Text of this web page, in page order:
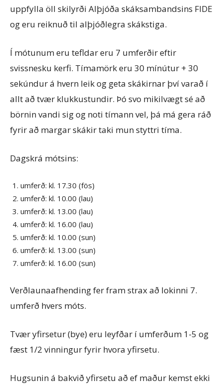
uppfylla öll skilyrði Alþjóða skáksambandsins FIDE
og eru reiknuð til alþjóðlegra skákstiga.
Í mótunum eru tefldar eru 7 umferðir eftir
svissnesku kerfi. Tímamörk eru 30 mínútur + 30
sekúndur á hvern leik og geta skákirnar því varað í
allt að tvær klukkustundir. Þó svo mikilvægt sé að
börnin vandi sig og noti tímann vel, þá má gera ráð
fyrir að margar skákir taki mun styttri tíma.
Dagskrá mótsins:
umferð: kl. 17.30 (fös)
umferð: kl. 10.00 (lau)
umferð: kl. 13.00 (lau)
umferð: kl. 16.00 (lau)
umferð: kl. 10.00 (sun)
umferð: kl. 13.00 (sun)
umferð: kl. 16.00 (sun)
Verðlaunaafhending fer fram strax að lokinni 7.
umferð hvers móts.
Tvær yfirsetur (bye) eru leyfðar í umferðum 1-5 og
fæst 1/2 vinningur fyrir hvora yfirsetu.
Hugsunin á bakvið yfirsetu að ef maður kemst ekki